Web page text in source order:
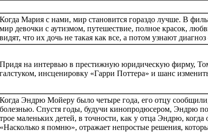
Когда Мария с нами, мир становится гораздо лучше. В
мир девочки с аутизмом, путешествие, полное красок,
видят, что их дочь не такая как все, а потом узнают диагноз
Придя на интервью в престижную юридическую фирму,
галстуком, инсценировку «Гарри Поттера» и шанс
Когда Эндрю Мойеру было четыре года, его отцу
болезнью. Спустя годы, будучи кинопродюсером, Эндрю
трое маленьких детей, в точности, как у отца Эндрю,
«Насколько я помню», отражает непростые решения,